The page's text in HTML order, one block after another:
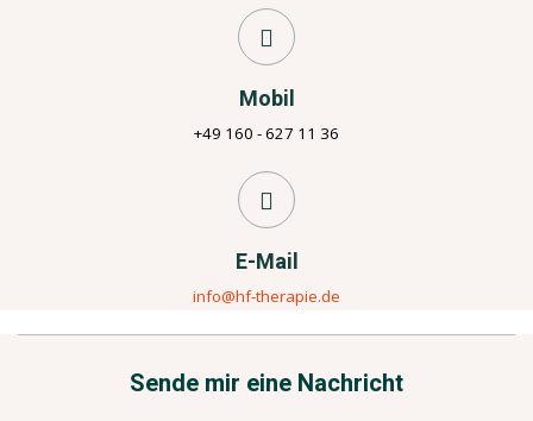
Mobil
+49 160 - 627 11 36
E-Mail
info@hf-therapie.de
Sende mir eine Nachricht